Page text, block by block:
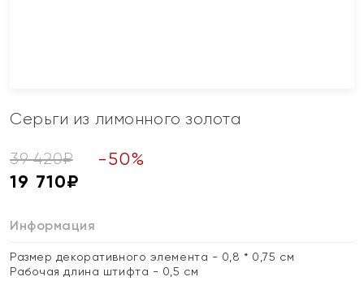
Серьги из лимонного золота
39 420₽ -50%
19 710₽
Информация
Размер декоративного элемента - 0,8 * 0,75 см
Рабочая длина штифта - 0,5 см